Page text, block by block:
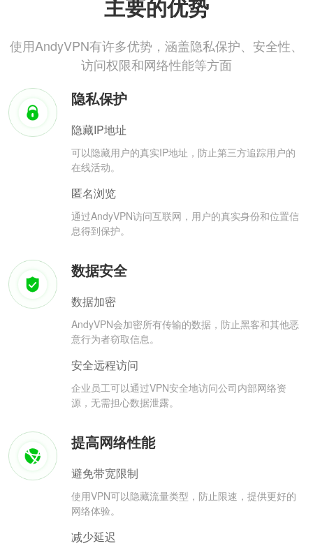
主要的优势
使用AndyVPN有许多优势，涵盖隐私保护、安全性、
访问权限和网络性能等方面
隐私保护
隐藏IP地址
可以隐藏用户的真实IP地址，防止第三方追踪用户的
在线活动。
匿名浏览
通过AndyVPN访问互联网，用户的真实身份和位置信
息得到保护。
数据安全
数据加密
AndyVPN会加密所有传输的数据，防止黑客和其他恶
意行为者窃取信息。
安全远程访问
企业员工可以通过VPN安全地访问公司内部网络资
源，无需担心数据泄露。
提高网络性能
避免带宽限制
使用VPN可以隐藏流量类型，防止限速，提供更好的
网络体验。
减少延迟